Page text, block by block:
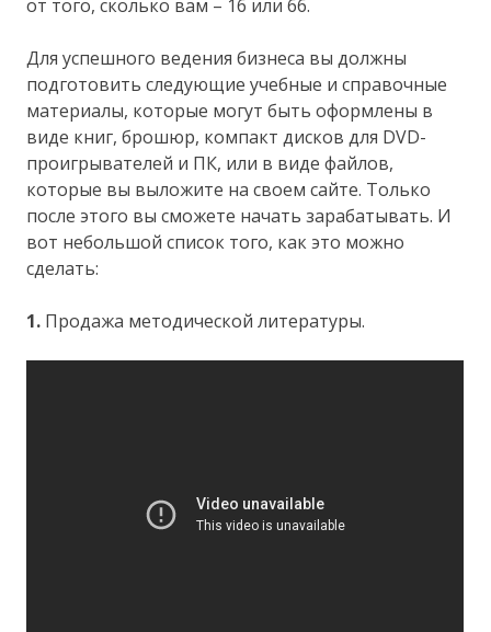
от того, сколько вам – 16 или 66.
Для успешного ведения бизнеса вы должны
подготовить следующие учебные и справочные
материалы, которые могут быть оформлены в
виде книг, брошюр, компакт дисков для DVD-
проигрывателей и ПК, или в виде файлов,
которые вы выложите на своем сайте. Только
после этого вы сможете начать зарабатывать. И
вот небольшой список того, как это можно
сделать:
1. Продажа методической литературы.